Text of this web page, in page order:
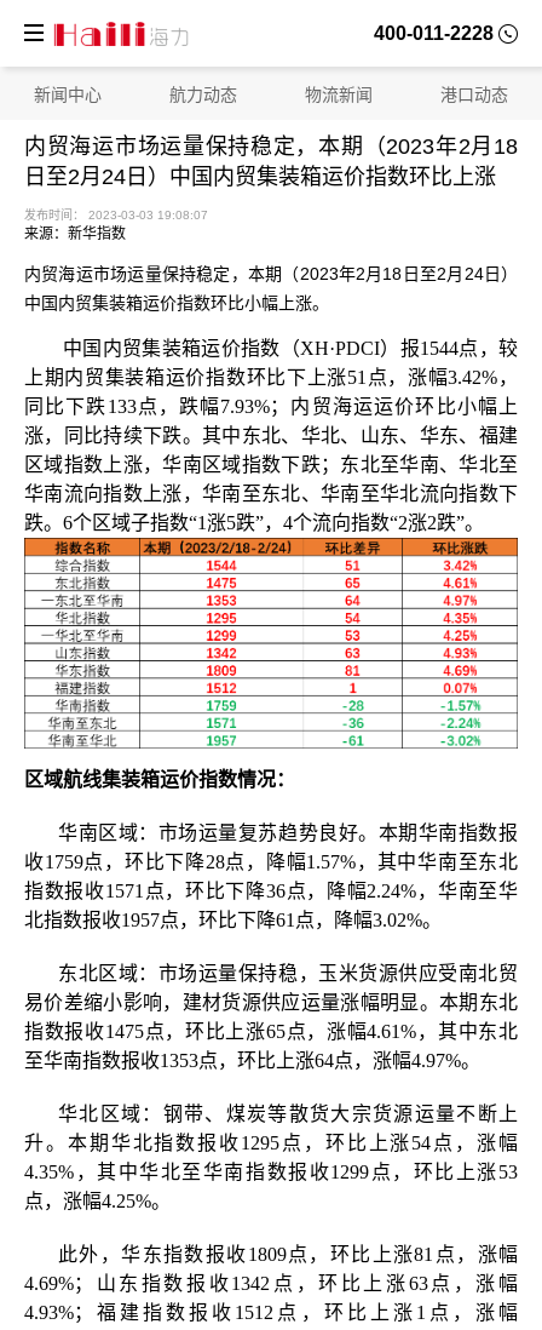
400-011-2228
新闻中心 航力动态 物流新闻 港口动态
内贸海运市场运量保持稳定，本期（2023年2月18
日至2月24日）中国内贸集装箱运价指数环比上涨
发布时间： 2023-03-03 19:08:07
来源：新华指数
内贸海运市场运量保持稳定，本期（2023年2月18日至2月24日）
中国内贸集装箱运价指数环比小幅上涨。
中国 内贸集装箱运价指数（XH·PDCI）报1544点，较
上期内贸集装箱运价指数环比下上涨51点，涨幅3.42%，
同比下跌133点，跌幅7.93%；内贸海运运价环比小幅上
涨，同比持续下跌。其中东北、华北、山东、华东、福建
区域指数上涨，华南区域指数下跌；东北至华南、华北至
华南流向指数上涨，华南至东北、华南至华北流向指数下
跌。6个区域子指数“1涨5跌”，4个流向指数“2涨2跌”。
区域航线集装箱运价指数情况：
华南区域： 市场运量复苏趋势良好。本期华南指数报
收1759点，环比下降28点，降幅1.57%，其中华南至东北
指数报收1571点，环比下降36点，降幅2.24%，华南至华
北指数报收1957点，环比下降61点，降幅3.02%。
东北区域： 市场运量保持稳 ，
玉米货源供应受南北贸
易价差缩小影响，建材货源供应运量涨幅明显。本期东北
指数报收1475点，环比上涨65点，涨幅4.61%，其中东北
至华南指数报收1353点，环比上涨64点，涨幅4.97%。
华北区域：钢带、煤炭等散货大宗货源运量不断上
升。本期华北指数报收1295点，环比上涨54点，涨幅
4.35%，其中华北至华南指数报收1299点，环比上涨53
点，涨幅4.25%。
此外，华东指数报收1809点，环比上涨81点，涨幅
4.69%；
山东指数报收1342点，环比上涨63点，涨幅
4.93%；福建指数报收1512点，环比上涨1点，涨幅